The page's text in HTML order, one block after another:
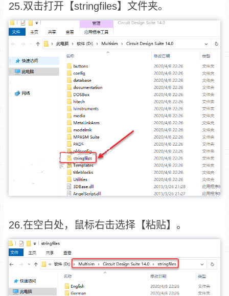
25.双击打开【stringfiles】文件夹。
26.在空白处，鼠标右击选择【粘贴】。